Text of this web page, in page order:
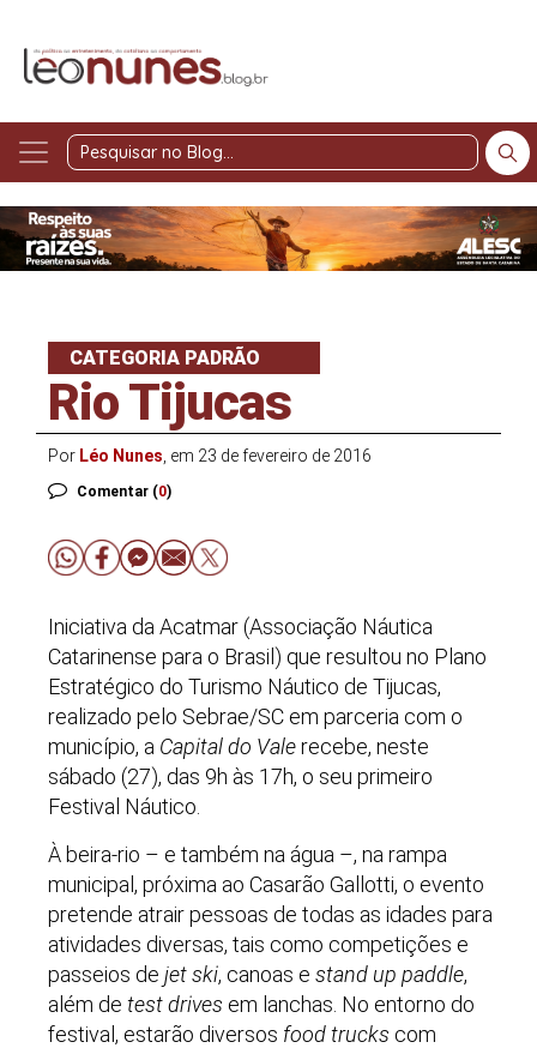
Pesquisar
Blog
CATEGORIA PADRÃO
Rio Tijucas
Por Léo Nunes , em 23 de fevereiro de 2016
Comentar (0)
Iniciativa da Acatmar (Associação Náutica
Catarinense para o Brasil) que resultou no Plano
Estratégico do Turismo Náutico de Tijucas,
realizado pelo Sebrae/SC em parceria com o
município, a Capital do Valerecebe, neste
sábado (27), das 9h às 17h, o seu primeiro
Festival Náutico.
À beira-rio – e também na água –, na rampa
municipal, próxima ao Casarão Gallotti, o evento
pretende atrair pessoas de todas as idades para
atividades diversas, tais como competições e
passeios de jet ski, canoas e stand up paddle,
além de test drives em lanchas. No entorno do
festival, estarão diversos food trucks com